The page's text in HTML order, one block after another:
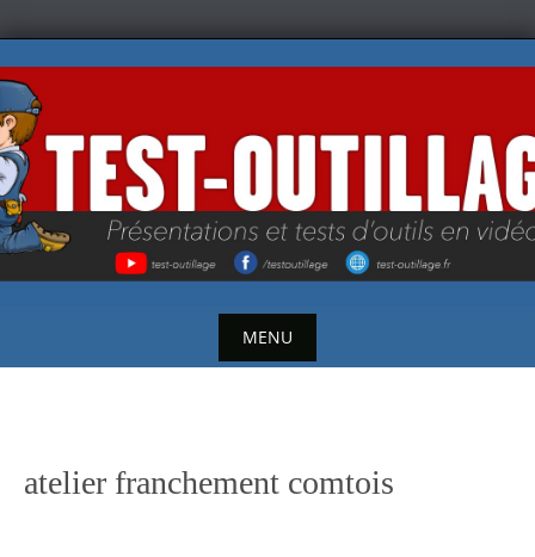
to
content
MENU
atelier franchement comtois